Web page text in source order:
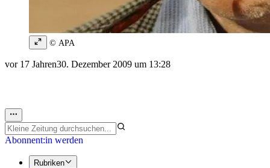
© APA
vor 17 Jahren30. Dezember 2009 um 13:28
Abonnent:in werden
Rubriken